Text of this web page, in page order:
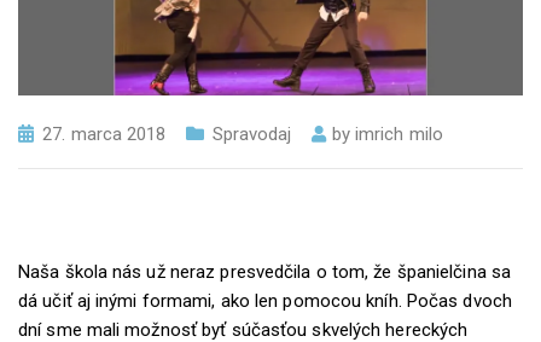
27. marca 2018 Spravodaj by imrich milo
Naša škola nás už neraz presvedčila o tom, že španielčina sa
dá učiť aj inými formami, ako len pomocou kníh. Počas dvoch
dní sme mali možnosť byť súčasťou skvelých hereckých